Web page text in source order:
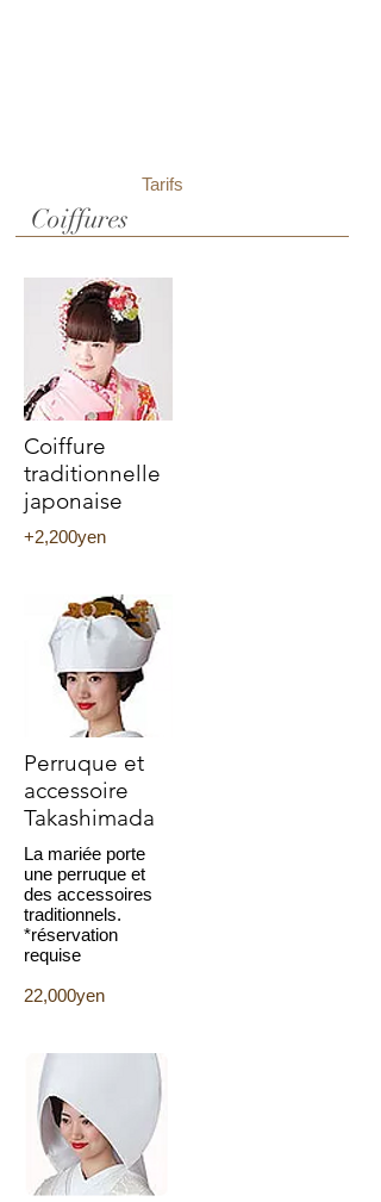
Tarifs
Coiffures
Coiffure
traditionnelle
japonaise
​​+2,200yen
Perruque et
accessoire
Takashimada
La mariée porte
une perruque et
des accessoires
traditionnels.
*réservation
requise
22,000yen